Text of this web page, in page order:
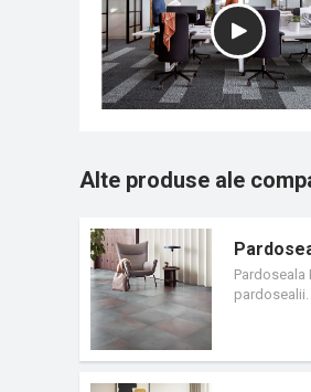
Alte produse ale
Pardoseala